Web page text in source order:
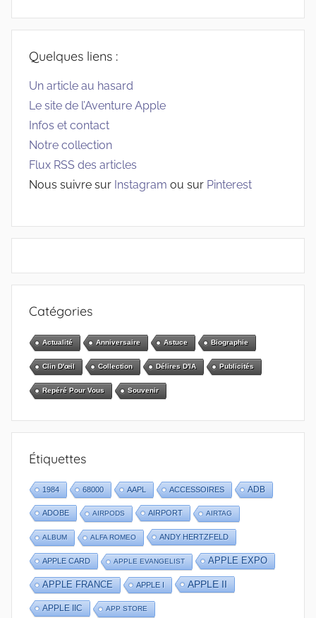
Quelques liens :
Un article au hasard
Le site de l’Aventure Apple
Infos et contact
Notre collection
Flux RSS des articles
Nous suivre sur Instagram ou sur Pinterest
Catégories
Actualité Anniversaire Astuce Biographie
Clin D'œil Collection Délires D'IA Publicités
Repéré Pour Vous Souvenir
Étiquettes
1984 68000 AAPL ACCESSOIRES ADB
ADOBE AIRPODS AIRPORT AIRTAG
ALBUM ALFA ROMEO ANDY HERTZFELD
APPLE CARD APPLE EVANGELIST APPLE EXPO
APPLE FRANCE APPLE I APPLE II
APPLE IIC APP STORE